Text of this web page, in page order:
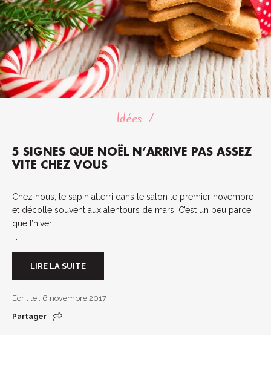
Idées
5 SIGNES QUE NOËL N’ARRIVE PAS ASSEZ
VITE CHEZ VOUS
Chez nous, le sapin atterri dans le salon le premier novembre
et décolle souvent aux alentours de mars. C’est un peu parce
que l’hiver
LIRE LA SUITE
Écrit le : 6 novembre 2017
Partager